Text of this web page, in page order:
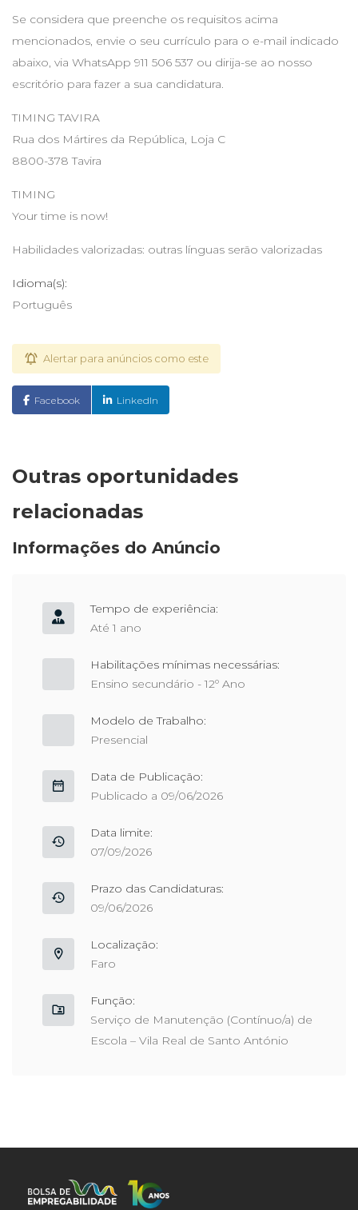
Se considera que preenche os requisitos acima
mencionados, envie o seu currículo para o e-mail indicado
abaixo, via WhatsApp 911 506 537 ou dirija-se ao nosso
escritório para fazer a sua candidatura.
TIMING TAVIRA
Rua dos Mártires da República, Loja C
8800-378 Tavira
TIMING
Your time is now!
Habilidades valorizadas: outras línguas serão valorizadas
Idioma(s):
Português
Alertar para anúncios como este
Facebook LinkedIn
Outras oportunidades
relacionadas
Informações do Anúncio
Tempo de experiência:
Até 1 ano
Habilitações mínimas necessárias:
Ensino secundário - 12º Ano
Modelo de Trabalho:
Presencial
Data de Publicação:
Publicado a 09/06/2026
Data limite:
07/09/2026
Prazo das Candidaturas:
09/06/2026
Localização:
Faro
Função:
Serviço de Manutenção (Contínuo/a) de
Escola – Vila Real de Santo António